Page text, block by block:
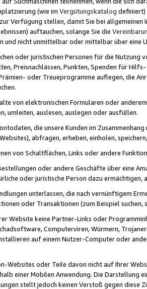
(wie im Vergütungskatalog definiert)
Verfügung stellen, damit Sie bei
auftauchen, solange Sie die
und nicht unmittelbar oder mittelbar über eine
oder juristischen Personen für die Nutzung
Preisnachlässen, Punkten, Spenden für
oder Treueprogramme auflegen, die
von elektronischen Formularen oder
umleiten, auslesen, auslegen oder ausfüllen.
die unsere Kunden im
abfragen, erheben, einholen,
von Schaltflächen, Links oder andere
oder andere Geschäfte über eine
oder juristische Person dazu
unterlassen, die nach vernünftigem
oder Transaktionen (zum Beispiel
Website keine Partner-Links oder
Computerviren, Würmern,
auf einem Nutzer-Computer oder
Websites oder Teile davon nicht auf Ihrer
einer Mobilen Anwendung. Die Darstellung
stellt jedoch keinen Verstoß gegen diese